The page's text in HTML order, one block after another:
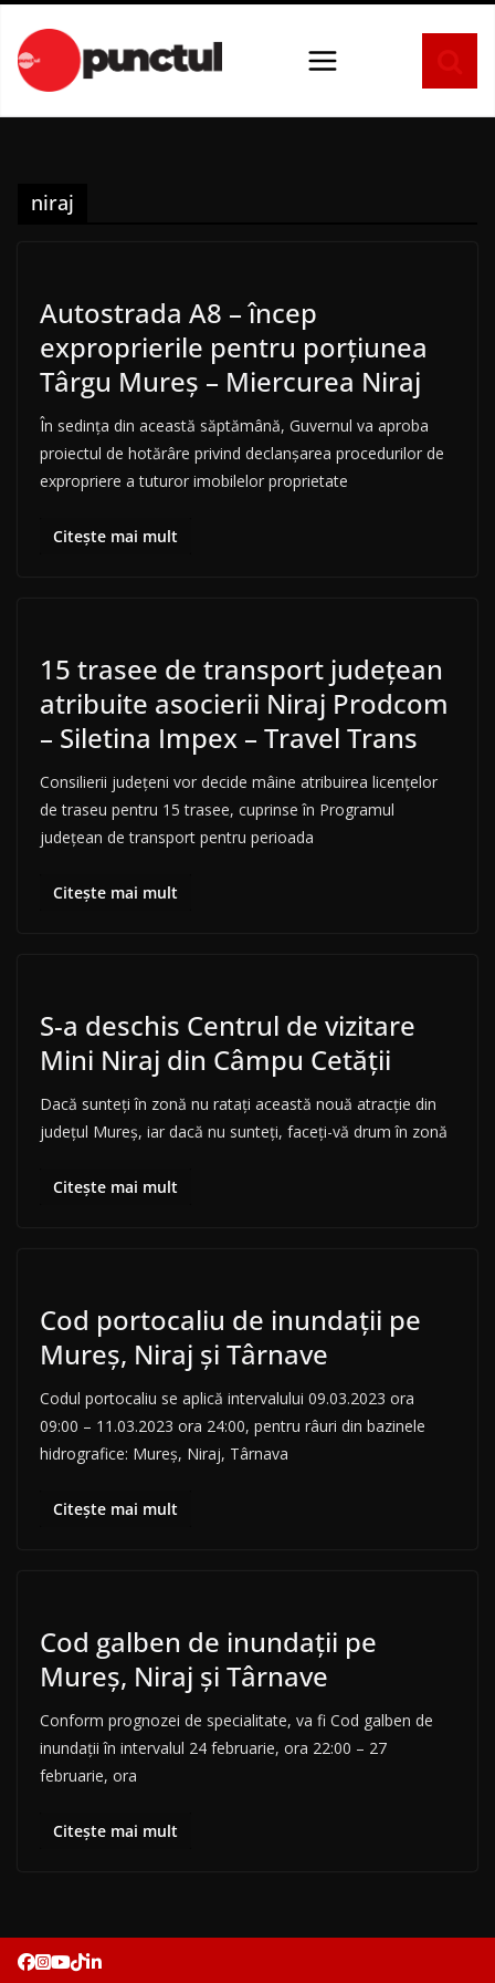
conținut
niraj
Autostrada A8 – încep
exproprierile pentru porțiunea
Târgu Mureș – Miercurea Niraj
În sedința din această săptămână, Guvernul va aproba
proiectul de hotărâre privind declanşarea procedurilor de
expropriere a tuturor imobilelor proprietate
Citește mai mult
15 trasee de transport județean
atribuite asocierii Niraj Prodcom
– Siletina Impex – Travel Trans
Consilierii județeni vor decide mâine atribuirea licenţelor
de traseu pentru 15 trasee, cuprinse în Programul
județean de transport pentru perioada
Citește mai mult
S-a deschis Centrul de vizitare
Mini Niraj din Câmpu Cetății
Dacă sunteți în zonă nu ratați această nouă atracție din
județul Mureș, iar dacă nu sunteți, faceți-vă drum în zonă
Citește mai mult
Cod portocaliu de inundații pe
Mureș, Niraj și Târnave
Codul portocaliu se aplică intervalului 09.03.2023 ora
09:00 – 11.03.2023 ora 24:00, pentru râuri din bazinele
hidrografice: Mureș, Niraj, Târnava
Citește mai mult
Cod galben de inundații pe
Mureș, Niraj și Târnave
Conform prognozei de specialitate, va fi Cod galben de
inundaţii în intervalul 24 februarie, ora 22:00 – 27
februarie, ora
Citește mai mult